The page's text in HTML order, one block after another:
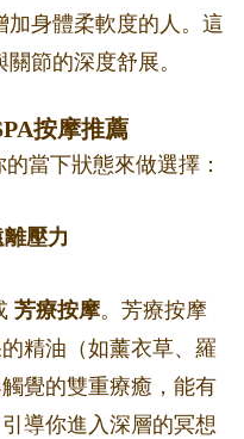
加身體柔軟度的人。這
節的深度舒展。
按摩推薦
當下狀態來做選擇：
壓力
芳療按摩。芳療按摩
精油（如薰衣草、羅
覺的雙重療癒，能有
導你進入深層的冥想